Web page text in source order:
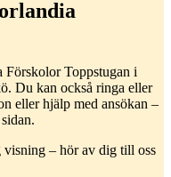
Förskolor Toppstugan i
Du kan också ringa eller
eller hjälp med ansökan –
– hör av dig till oss